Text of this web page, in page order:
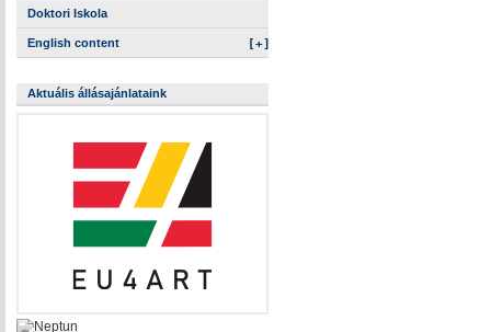
Doktori Iskola
[+]
English content
Aktuális állásajánlataink